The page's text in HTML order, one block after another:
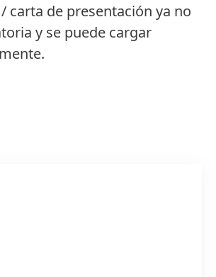
carta de presentación ya no
y se puede cargar